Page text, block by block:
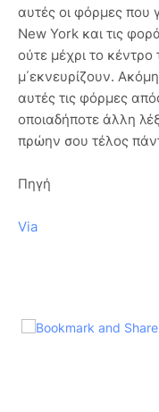
αυτές οι φόρμες
New York και τις
ούτε μέχρι το
μ΄εκνευρίζουν.
αυτές τις φόρμες
οποιαδήποτε άλλη
πρώην σου τέλος
Πηγή
Via